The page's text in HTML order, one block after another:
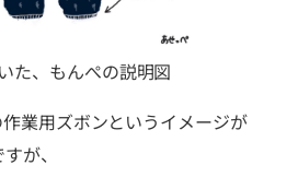
た、もんぺの説明図
業用ズボンというイメージが
が、